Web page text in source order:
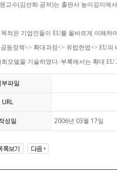
교수(김선화 공저)는 출판사 높이깊이에
적은 기업인들이 EU를 올바르게 이해
동정책<> 확대과정<> 유럽헌법<> EU
회모델을 기술하였다. 부록에서는 확대
부파일
URL
성일 2006년 03월 17일